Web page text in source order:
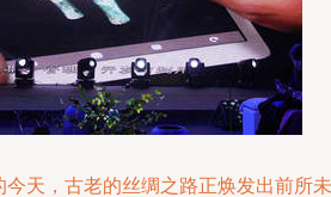
天，古老的丝绸之路正焕发出前所未